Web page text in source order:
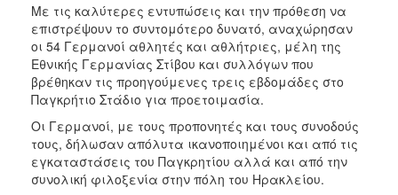
ΕΠΙΣΚΕΠΤΗΣ
ΗΡΑΚΛΕΙΟ
Με τις καλύτερες εντυπώσεις και την πρόθεση να
επιστρέψουν το συντομότερο δυνατό, αναχώρησαν
οι 54 Γερμανοί αθλητές και αθλήτριες, μέλη της
Εθνικής Γερμανίας Στίβου και συλλόγων που
βρέθηκαν τις προηγούμενες τρεις εβδομάδες στο
Παγκρήτιο Στάδιο για προετοιμασία.
Οι Γερμανοί, με τους προπονητές και τους συνοδούς
τους, δήλωσαν απόλυτα ικανοποιημένοι και από τις
εγκαταστάσεις του Παγκρητίου αλλά και από την
συνολική φιλοξενία στην πόλη του Ηρακλείου.